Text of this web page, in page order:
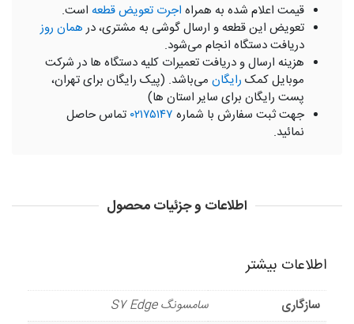
قیمت اعلام شده به همراه اجرت تعویض قطعه است.
تعویض این قطعه و ارسال گوشی به مشتری، درهمان روز
دریافت دستگاه انجام می‌شود.
هزینه ارسال و دریافت تعمیرات کلیه دستگاه ها در شرکت
موبایل کمک رایگان می‌باشد. (پیک رایگان برای تهران،
پست رایگان برای سایر استان ها)
جهت ثبت سفارش با شماره ۰۲۱۷۵۱۴۷ تماس حاصل
نمائید.
اطلاعات و جزئیات محصول
اطلاعات بیشتر
سازگاری
سامسونگ S7 Edge